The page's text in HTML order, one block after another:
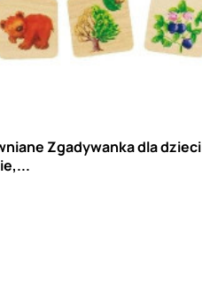
Zgadywanka dla dzieci